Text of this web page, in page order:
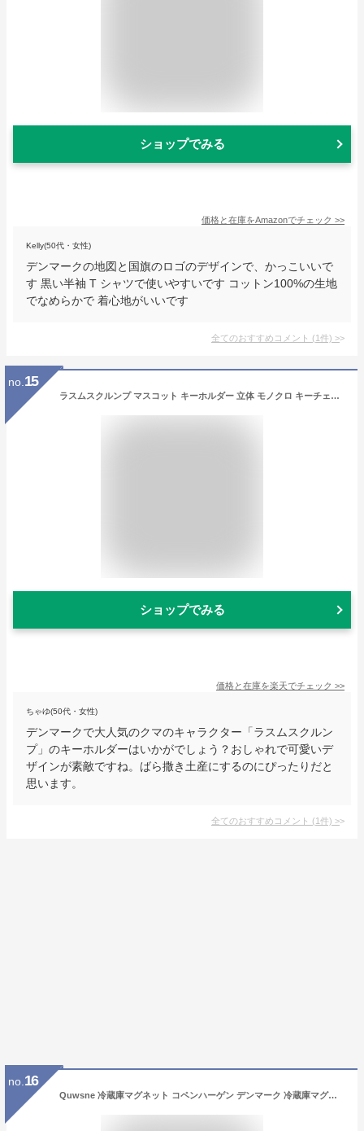
ショップでみる
価格と在庫をAmazonでチェック >>
Kelly(50代・女性)
デンマークの地図と国旗のロゴのデザインで、かっこいいで
す 黒い半袖 T シャツで使いやすいです コットン100%の生地
でなめらかで 着心地がいいです
全てのおすすめコメント (1件) >
no. 15
ラスムスクルンプ マスコット キーホルダー 立体 モノクロ キーチェーン rasmusklump デンマーク クマ キャラクター 動物 かわいい おしゃれ 北欧 北欧雑貨 雑貨 海外 ギフト プレゼント
ショップでみる
価格と在庫を楽天でチェック >>
ちゃゆ(50代・女性)
デンマークで大人気のクマのキャラクター「ラスムスクルン
プ」のキーホルダーはいかがでしょう？おしゃれで可愛いデ
ザインが素敵ですね。ばら撒き土産にするのにぴったりだと
思います。
全てのおすすめコメント (1件) >
no. 16
Quwsne 冷蔵庫マグネット コペンハーゲン デンマーク 冷蔵庫マグネット シティ 旅行 お土産 ツーリスト ギフト 3D クラシック ランドマーク ハンドメイド クラフト ホームデコレーション -3894